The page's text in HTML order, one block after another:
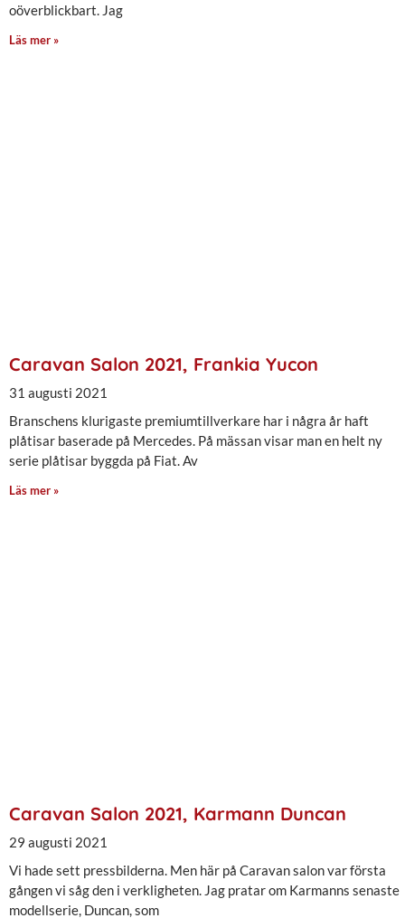
oöverblickbart. Jag
Läs mer »
Caravan Salon 2021, Frankia Yucon
31 augusti 2021
Branschens klurigaste premiumtillverkare har i några år haft
plåtisar baserade på Mercedes. På mässan visar man en helt ny
serie plåtisar byggda på Fiat. Av
Läs mer »
Caravan Salon 2021, Karmann Duncan
29 augusti 2021
Vi hade sett pressbilderna. Men här på Caravan salon var första
gången vi såg den i verkligheten. Jag pratar om Karmanns senaste
modellserie, Duncan, som